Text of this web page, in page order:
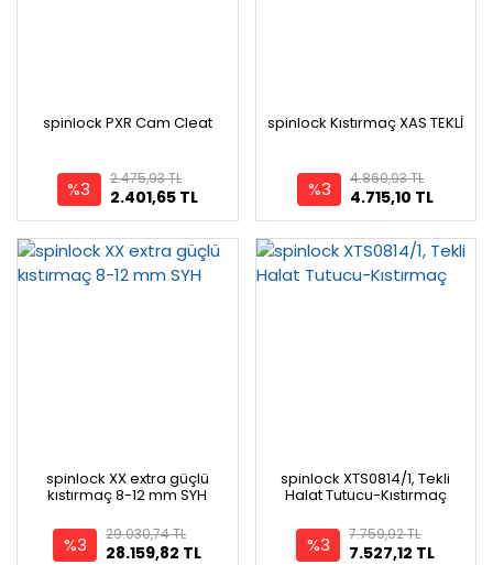
spinlock PXR Cam Cleat
%3 2.401,65 TL
2.475,93 TL
spinlock Kıstırmaç XAS TEKLİ
%3 4.715,10 TL
4.860,93 TL
spinlock XX extra güçlü
kıstırmaç 8-12 mm SYH
%3 28.159,82 TL
29.030,74 TL
spinlock XTS0814/1, Tekli
Halat Tutucu-Kıstırmaç
%3 7.527,12 TL
7.759,92 TL